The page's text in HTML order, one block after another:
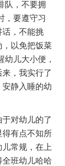
队，不要拥
，要遵守习
话，不能挑
以免把饭菜
儿大小便，
，我实行了
静入睡的幼
对幼儿的了
有点不知所
常规，在上
班幼儿哈哈